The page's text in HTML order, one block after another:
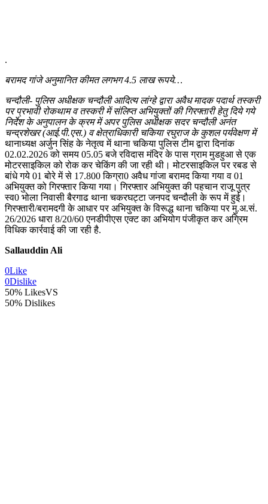
.
बरामद गांजे अनुमानित कीमत लगभग 4.5 लाख रूपये…
चन्दौली- पुलिस अधीक्षक चन्दौली आदित्य लांग्हे द्वारा अवैध मादक पदार्थ तस्करी
पर प्रभावी रोकथाम व तस्करी में संलिप्त अभियुक्तों की गिरफ्तारी हेतु दिये गये
निर्देश के अनुपालन के क्रम में अपर पुलिस अधीक्षक सदर चन्दौली अनंत
चन्द्रशेखर (आई.पी.एस.) व क्षेत्राधिकारी चकिया रघुराज के कुशल पर्यवेक्षण में
थानाध्यक्ष अर्जुन सिंह के नेतृत्व में थाना चकिया पुलिस टीम द्वारा दिनांक
02.02.2026 को समय 05.05 बजे रविदास मंदिर के पास ग्राम मुडहुआ से एक
मोटरसाइकिल को रोक कर चेकिंग की जा रही थी। मोटरसाइकिल पर रबड से
बांधे गये 01 बोरे में से 17.800 किग्रा0 अवैध गांजा बरामद किया गया व 01
अभियुक्त को गिरफ्तार किया गया। गिरफ्तार अभियुक्त की पहचान राजू पुत्र
स्व0 भोला निवासी बैरगाढ थाना चकरघट्टा जनपद चन्दौली के रूप में हुई।
गिरफ्तारी/बरामदगी के आधार पर अभियुक्त के विरूद्ध थाना चकिया पर मु.अ.सं.
26/2026 धारा 8/20/60 एनडीपीएस एक्ट का अभियोग पंजीकृत कर अग्रिम
विधिक कार्रवाई की जा रही है.
Sallauddin Ali
0Like
0Dislike
50% LikesVS
50% Dislikes